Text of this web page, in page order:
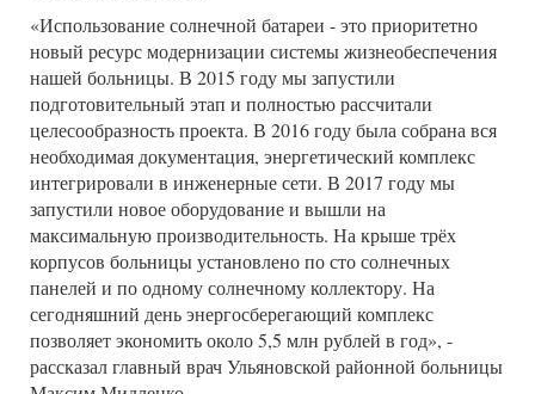
«Использование солнечной батареи - это приоритетно
новый ресурс модернизации системы жизнеобеспечения
нашей больницы. В 2015 году мы запустили
подготовительный этап и полностью рассчитали
целесообразность проекта. В 2016 году была собрана вся
необходимая документация, энергетический комплекс
интегрировали в инженерные сети. В 2017 году мы
запустили новое оборудование и вышли на
максимальную производительность. На крыше трёх
корпусов больницы установлено по сто солнечных
панелей и по одному солнечному коллектору. На
сегодняшний день энергосберегающий комплекс
позволяет экономить около 5,5 млн рублей в год», -
рассказал главный врач Ульяновской районной больницы